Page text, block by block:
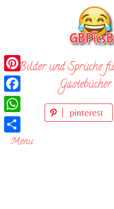
Bilder und Sprüche
Menu
Pinterest
Facebook
WhatsApp
Teilen